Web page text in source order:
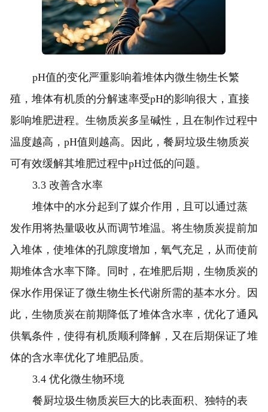
pH值的变化严重影响着堆体内微生物生长繁
殖，堆体有机质的分解速率受pH的影响很大，直接
影响堆肥进程。生物质炭多呈碱性，且在制作过程中
温度越高，pH值则越高。因此，餐厨垃圾生物质炭
可有效缓解其堆肥过程中pH过低的问题。
3.3 改善含水率
堆体中的水分起到了媒介作用，且可以通过蒸
发作用将热量吸收从而调节堆温。将生物质炭提前加
入堆体，使堆体的孔隙度增加，氧气充足，从而使前
期堆体含水率下降。同时，在堆肥后期，生物质炭的
保水作用保证了微生物生长代谢所需的基本水分。因
此，生物质炭在前期降低了堆体含水率，优化了通风
供氧条件，使得有机质顺利降解，又在后期保证了堆
体的含水率优化了堆肥品质。
3.4 优化微生物环境
餐厨垃圾生物质炭巨大的比表面积、独特的表